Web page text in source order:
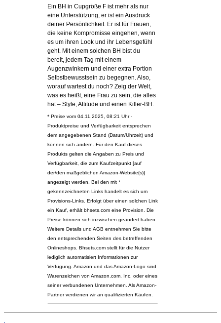
Ein BH in Cupgröße F ist mehr als nur
eine Unterstützung, er ist ein Ausdruck
deiner Persönlichkeit. Er ist für Frauen,
die keine Kompromisse eingehen, wenn
es um ihren Look und ihr Lebensgefühl
geht. Mit einem solchen BH bist du
bereit, jedem Tag mit einem
Augenzwinkern und einer extra Portion
Selbstbewusstsein zu begegnen. Also,
worauf wartest du noch? Zeig der Welt,
was es heißt, eine Frau zu sein, die alles
hat – Style, Attitude und einen Killer-BH.
* Preise vom 04.11.2025, 08:21 Uhr -
Produktpreise und Verfügbarkeit entsprechen
dem angegebenen Stand (Datum/Uhrzeit) und
können sich ändern. Für den Kauf dieses
Produkts gelten die Angaben zu Preis und
Verfügbarkeit, die zum Kaufzeitpunkt [auf
der/den maßgeblichen Amazon-Website(s)]
angezeigt werden. Bei den mit *
gekennzeichneten Links handelt es sich um
Provisions-Links. Erfolgt über einen solchen Link
ein Kauf, erhält bhsets.com eine Provision. Die
Preise können sich inzwischen geändert haben.
Weitere Details und AGB entnehmen Sie bitte
den entsprechenden Seiten des betreffenden
Onlineshops. Bhsets.com stellt für die Nutzer
lediglich automatisiert Informationen zur
Verfügung. Amazon und das Amazon-Logo sind
Warenzeichen von Amazon.com, Inc. oder eines
seiner verbundenen Unternehmen. Als Amazon-
Partner verdienen wir an qualifizierten Käufen.